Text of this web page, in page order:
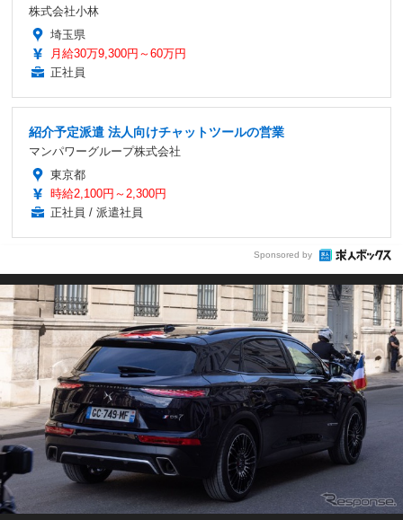
株式会社小林
埼玉県
月給30万9,300円～60万円
正社員
紹介予定派遣 法人向けチャットツールの営業
マンパワーグループ株式会社
東京都
時給2,100円～2,300円
正社員 / 派遣社員
Sponsored by